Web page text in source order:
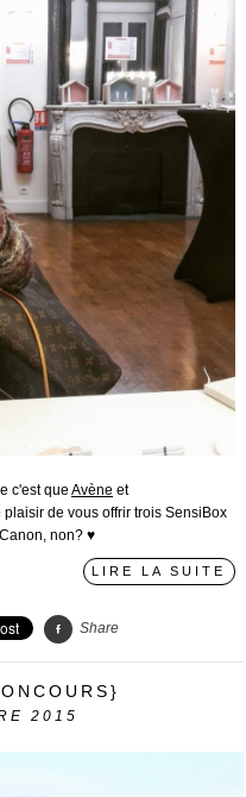
c'est que Avène et
de vous offrir trois SensiBox
non? ♥
LIRE LA SUITE
Share
2015